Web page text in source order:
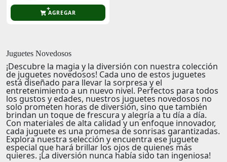
AGREGAR
Juguetes Novedosos
¡Descubre la magia y la diversión con nuestra colección
de juguetes novedosos! Cada uno de estos juguetes
está diseñado para llevar la sorpresa y el
entretenimiento a un nuevo nivel. Perfectos para todos
los gustos y edades, nuestros juguetes novedosos no
solo prometen horas de diversión, sino que también
brindan un toque de frescura y alegría a tu día a día.
Con materiales de alta calidad y un enfoque innovador,
cada juguete es una promesa de sonrisas garantizadas.
Explora nuestra selección y encuentra ese juguete
especial que hará brillar los ojos de quienes más
quieres. ¡La diversión nunca había sido tan ingeniosa!